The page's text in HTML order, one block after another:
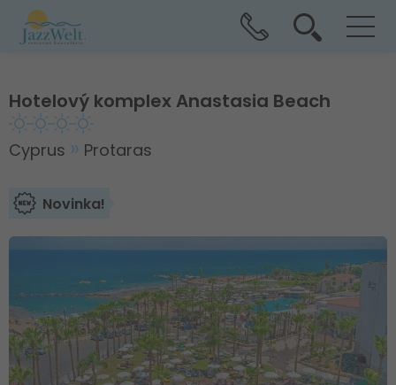
Hotelový komplex Anastasia Beach
Cyprus Protaras
Novinka!